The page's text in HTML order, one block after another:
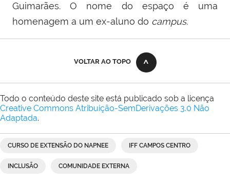
Guimarães.O nome do espaço é uma
homenagem a um ex-aluno do campus.
VOLTAR AO TOPO
Todo o conteúdo deste site está publicado sob a licença
Creative Commons Atribuição-SemDerivações 3.0 Não
Adaptada.
CURSO DE EXTENSÃO DO NAPNEE IFF CAMPOS CENTRO
INCLUSÃO COMUNIDADE EXTERNA